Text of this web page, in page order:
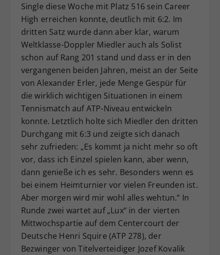
Single diese Woche mit Platz 516 sein Career
High erreichen konnte, deutlich mit 6:2. Im
dritten Satz wurde dann aber klar, warum
Weltklasse-Doppler Miedler auch als Solist
schon auf Rang 201 stand und dass er in den
vergangenen beiden Jahren, meist an der Seite
von Alexander Erler, jede Menge Gespür für
die wirklich wichtigen Situationen in einem
Tennismatch auf ATP-Niveau entwickeln
konnte. Letztlich holte sich Miedler den dritten
Durchgang mit 6:3 und zeigte sich danach
sehr zufrieden: „Es kommt ja nicht mehr so oft
vor, dass ich Einzel spielen kann, aber wenn,
dann genieße ich es sehr. Besonders wenn es
bei einem Heimturnier vor vielen Freunden ist.
Aber morgen wird mir wohl alles wehtun.“ In
Runde zwei wartet auf „Lux“ in der vierten
Mittwochspartie auf dem Centercourt der
Deutsche Henri Squire (ATP 278), der
Bezwinger von Titelverteidiger Jozef Kovalik